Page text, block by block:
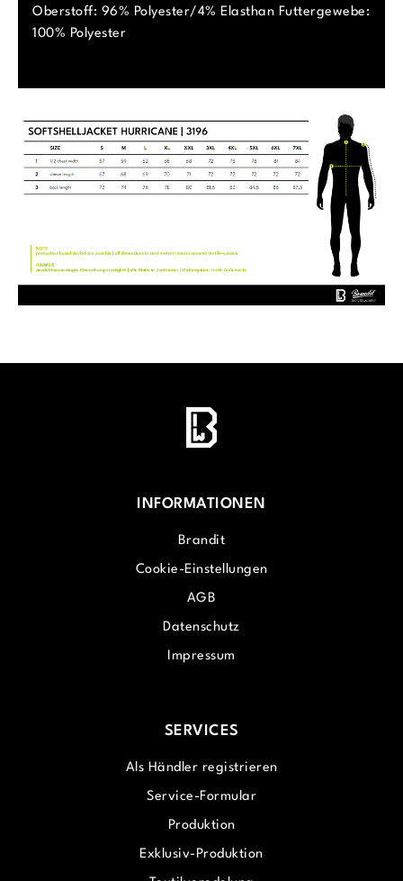
Oberstoff: 96% Polyester/4% Elasthan Futtergewebe:
100% Polyester
INFORMATIONEN
Brandit
Cookie-Einstellungen
AGB
Datenschutz
Impressum
SERVICES
Als Händler registrieren
Service-Formular
Produktion
Exklusiv-Produktion